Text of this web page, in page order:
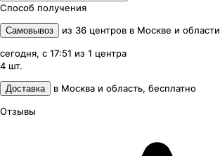
Способ получения
Самовывоз из 36 центров в Москве и области
сегодня, с 17:51 из 1 центра
4 шт.
Доставка в Москва и область, бесплатно
Отзывы